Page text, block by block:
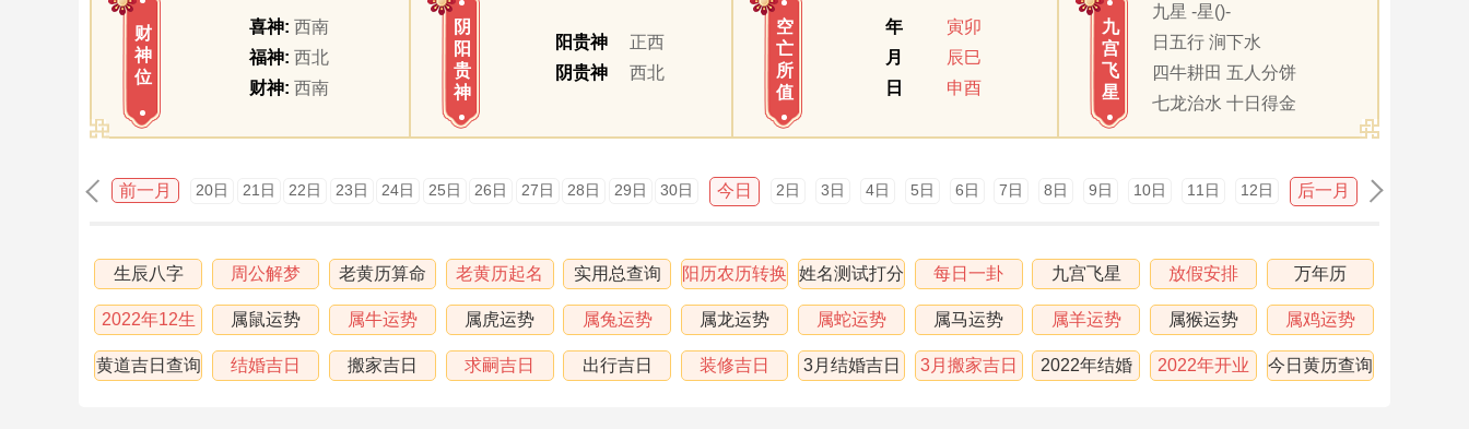
财
神
位
喜神: 西南
福神: 西北
财神: 西南
阴
阳
贵
神
阳贵神
正西
阴贵神
西北
空
亡
所
值
年
寅卯
月
辰巳
日
申酉
九
宫
飞
星
九星 -星()-
日五行 涧下水
四牛耕田 五人分饼
七龙治水 十日得金
前一月 20日 21日 22日 23日 24日 25日 26日 27日 28日 29日 30日 今日 2日 3日 4日 5日 6日 7日 8日 9日 10日 11日 12日 后一月
生辰八字 周公解梦 老黄历算命 老黄历起名 实用总查询 阳历农历转换 姓名测试打分 每日一卦 九宫飞星 放假安排 万年历
2022年12生
肖运程
属鼠运势 属牛运势 属虎运势 属兔运势 属龙运势 属蛇运势 属马运势 属羊运势 属猴运势 属鸡运势
黄道吉日查询 结婚吉日 搬家吉日 求嗣吉日 出行吉日 装修吉日
3月结婚吉日
3月搬家吉日
2022年结婚
2022年开业
今日黄历查询